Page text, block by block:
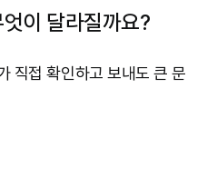
이 달라질까요?
직접 확인하고 보내도 큰 문